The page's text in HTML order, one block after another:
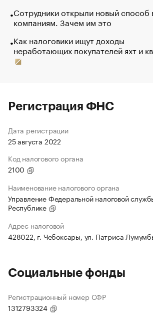
Сотрудники открыли новый способ
компаниям. Зачем им это
Как налоговики ищут доходы
неработающих покупателей яхт и
Регистрация ФНС
Дата регистрации
25 августа 2022
Код налогового органа
2100
Наименование налогового органа
Управление Федеральной налоговой
Республике
Адрес налоговой
428022, г. Чебоксары, ул. Патриса
Социальные фонды
Регистрационный номер СФР
1312793324